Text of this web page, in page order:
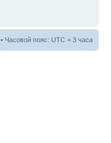
• Часовой пояс: UTC + 3 часа